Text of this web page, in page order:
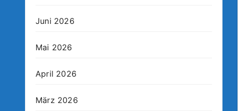
Juni 2026
Mai 2026
April 2026
März 2026